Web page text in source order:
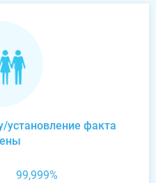
установление факта
99,999%